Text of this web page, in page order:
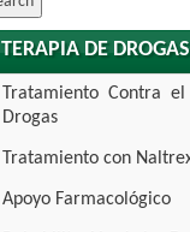
TERAPIA DE DROGAS
Tratamiento Contra
Drogas
Tratamiento con
Apoyo Farmacológico